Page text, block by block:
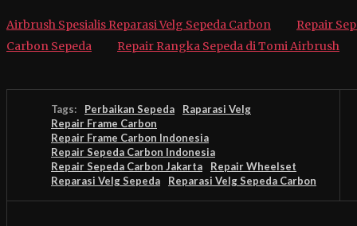
Airbrush Spesialis Reparasi Velg Sepeda Carbon
Repair
Carbon Sepeda
Repair Rangka Sepeda di Tomi Airbrush
Tags: Perbaikan Sepeda
Raparasi Velg
Repair Frame Carbon
Repair Frame Carbon Indonesia
Repair Sepeda Carbon Indonesia
Repair Sepeda Carbon Jakarta
Repair Wheelset
Reparasi Velg Sepeda
Reparasi Velg Sepeda Carbon